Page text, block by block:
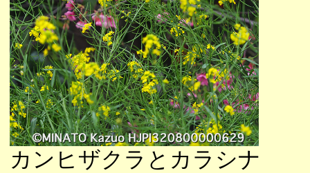
カンヒザクラとカラシナ